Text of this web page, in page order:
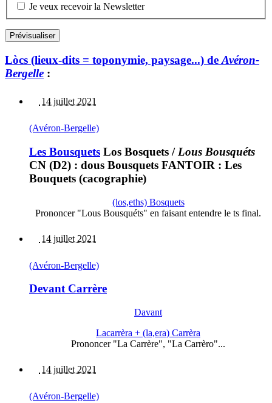
Je veux recevoir la Newsletter
Lòcs (lieux-dits = toponymie, paysage...) de Avéron-
Bergelle :
14 juillet 2021
(Avéron-Bergelle)
Les Bousquets Los Bosquets / Lous Bousquéts
CN (D2) : dous Bousquets FANTOIR : Les
Bouquets (cacographie)
(los,eths) Bosquets
Prononcer "Lous Bousquéts" en faisant entendre le ts final.
14 juillet 2021
(Avéron-Bergelle)
Devant Carrère
Davant
Lacarrèra + (la,era) Carrèra
Prononcer "La Carrère", "La Carrèro"...
14 juillet 2021
(Avéron-Bergelle)